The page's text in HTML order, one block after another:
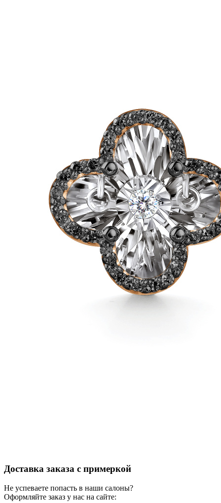
Доставка заказа с примеркой
Не успеваете попасть в наши салоны?
Оформляйте заказ у нас на сайте: